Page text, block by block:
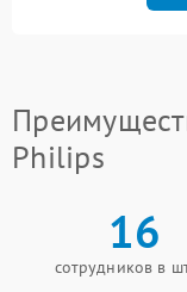
Philips
16
сотрудников в